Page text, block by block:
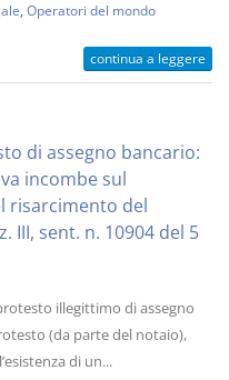
Operatori del mondo
continua a leggere
di assegno bancario:
incombe sul
risarcimento del
III, sent. n. 10904 del 5
illegittimo di assegno
(da parte del notaio),
di un...